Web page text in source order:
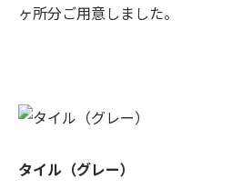
ヶ所分ご用意しました。
タイル（グレー）